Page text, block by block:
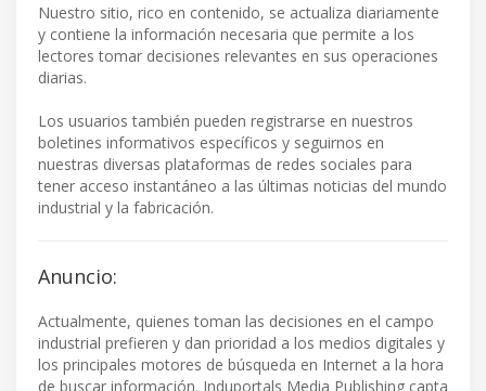
Nuestro sitio, rico en contenido, se actualiza diariamente
y contiene la información necesaria que permite a los
lectores tomar decisiones relevantes en sus operaciones
diarias.
Los usuarios también pueden registrarse en nuestros
boletines informativos específicos y seguirnos en
nuestras diversas plataformas de redes sociales para
tener acceso instantáneo a las últimas noticias del mundo
industrial y la fabricación.
Anuncio:
Actualmente, quienes toman las decisiones en el campo
industrial prefieren y dan prioridad a los medios digitales y
los principales motores de búsqueda en Internet a la hora
de buscar información. Induportals Media Publishing capta